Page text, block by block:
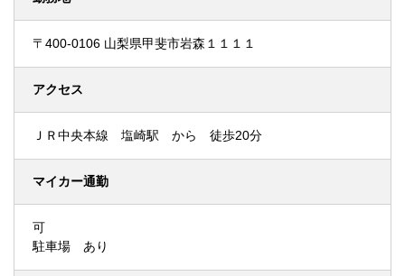
〒400-0106 山梨県甲斐市岩森１１１１
アクセス
ＪＲ中央本線 塩崎駅 から 徒歩20分
マイカー通勤
可
駐車場 あり